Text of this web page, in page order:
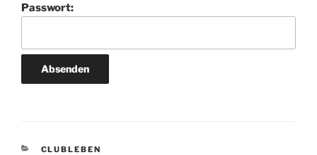
Passwort:
KATEGORIEN
CLUBLEBEN